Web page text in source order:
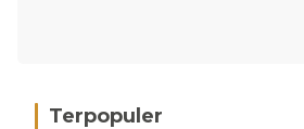
Terpopuler